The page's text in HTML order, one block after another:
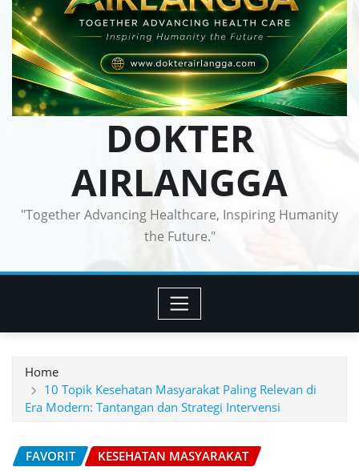
DOKTER
AIRLANGGA
"Together Advancing Healthcare, Inspiring Humanity
the Future."
Home
10 Topik Kesehatan Masyarakat Paling Relevan di
Era Modern: Tantangan dan Strategi Intervensi
FAVORIT KESEHATAN MASYARAKAT